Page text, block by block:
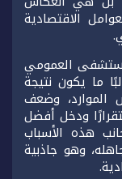
الاقتصادية
العمومي
ما يكون نتيجة
وضعف
ودخل أفضل
هذه الأسباب
وهو جاذبية